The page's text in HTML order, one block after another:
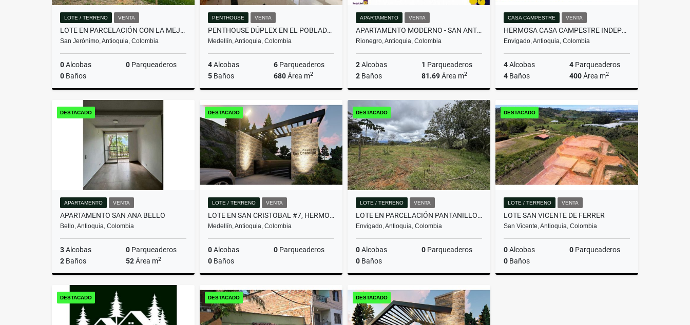
LOTE / TERRENO VENTA
LOTE EN PARCELACIÓN CON LA MEJOR VISTA DEL SECTOR
San Jerónimo, Antioquia, Colombia
0Alcobas 0 Parqueaderos
0 Baños
$699.360.000
PENTHOUSE VENTA
PENTHOUSE DÚPLEX EN EL POBLADO: VISTAS, ESPACIOS Y EXCLUSIVIDAD.
Medellín, Antioquia, Colombia
4Alcobas 6 Parqueaderos
5 Baños 680Área m2
Venta
$3.950.000.000
APARTAMENTO VENTA
APARTAMENTO MODERNO - SAN ANTONIO DE PEREIRA
Rionegro, Antioquia, Colombia
2Alcobas 1 Parqueaderos
2 Baños 81.69Área m2
Venta
$580.000.000
CASA CAMPESTRE VENTA
HERMOSA CASA CAMPESTRE INDEPENDIENTE EN EL ALTO DE LAS PALMAS
Envigado, Antioquia, Colombia
4Alcobas 4 Parqueaderos
4 Baños 400Área m2
Venta
$2.800.000.000
DESTACADO
APARTAMENTO VENTA
APARTAMENTO SAN ANA BELLO
Bello, Antioquia, Colombia
3Alcobas 0 Parqueaderos
2 Baños 52Área m2
$280.000.000.000
DESTACADO
LOTE / TERRENO VENTA
LOTE EN SAN CRISTOBAL #7, HERMOSA VISTA PANORAMICA EN PARCELACION
Medellín, Antioquia, Colombia
0Alcobas 0 Parqueaderos
0 Baños
Venta
$357.480.000
DESTACADO
LOTE / TERRENO VENTA
LOTE EN PARCELACIÓN PANTANILLO ENVIGADO ALTOS DE LA MANUELA
Envigado, Antioquia, Colombia
0Alcobas 0 Parqueaderos
0 Baños
Venta
$2.000.000.000
DESTACADO
LOTE / TERRENO VENTA
LOTE SAN VICENTE DE FERRER
San Vicente, Antioquia, Colombia
0Alcobas 0 Parqueaderos
0 Baños
DESTACADO DESTACADO DESTACADO